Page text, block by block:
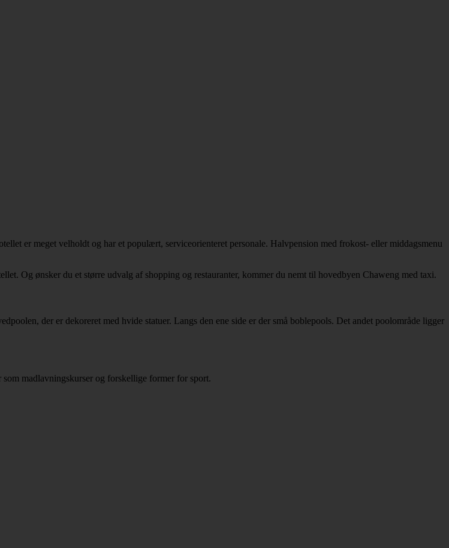
er meget velholdt og har et populært, serviceorienteret personale. Halvpension med frokost- eller middagsmenu
Og ønsker du et større udvalg af shopping og restauranter, kommer du nemt til hovedbyen Chaweng med taxi.
der er dekoreret med hvide statuer. Langs den ene side er der små boblepools. Det andet poolområde ligger
madlavningskurser og forskellige former for sport.